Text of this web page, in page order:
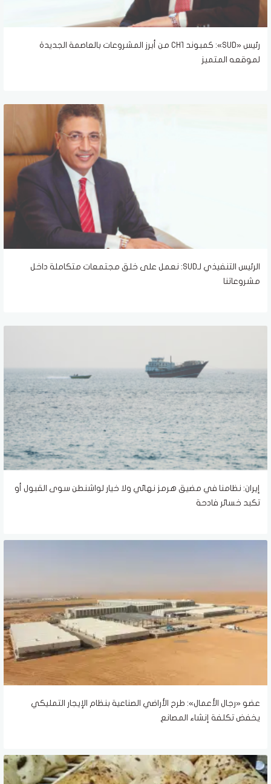
رئيس «SUD»: كمبوند CH1 من أبرز المشروعات بالعاصمة الجديدة
لموقعه المتميز
الرئيس التنفيذي لـSUD: نعمل على خلق مجتمعات متكاملة داخل
مشروعاتنا
إيران: نظامنا في مضيق هرمز نهائي ولا خيار لواشنطن سوى القبول أو
تكبد خسائر فادحة
عضو «رجال الأعمال»: طرح الأراضي الصناعية بنظام الإيجار التمليكي
يخفض تكلفة إنشاء المصانع